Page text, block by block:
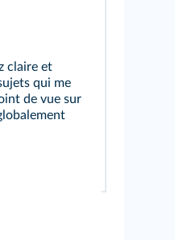
claire et
qui me
de vue sur